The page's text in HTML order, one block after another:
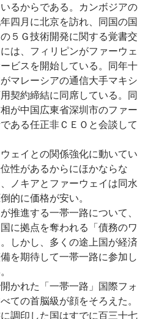
るからである。カンボジアの
四月に北京を訪れ、同国の国
５Ｇ技術開発に関する覚書交
は、フィリピンがファーウェ
ビスを開始している。同年十
マレーシアの通信大手マキシ
契約締結に同席している。同
が中国広東省深圳市のファー
ある任正非ＣＥＯと会談して
ェイとの関係強化に動いてい
性があるからにほかならな
ノキアとファーウェイは同水
的に価格が安い。
推進する一帯一路について、
に拠点を奪われる「債務のワ
しかし、多くの途上国が経済
を期待して一帯一路に参加し
かれた「一帯一路」国際フォ
ての首脳級が顔をそろえた。
調印した国はすでに百三十七